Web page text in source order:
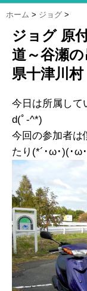
ホーム > ジョグ >
ジョグ 原
道～谷瀬
県十津川村
今日は所属して
d(ﾟ-^*)
今回の参加者は
たり(*´･ω･)(･ω